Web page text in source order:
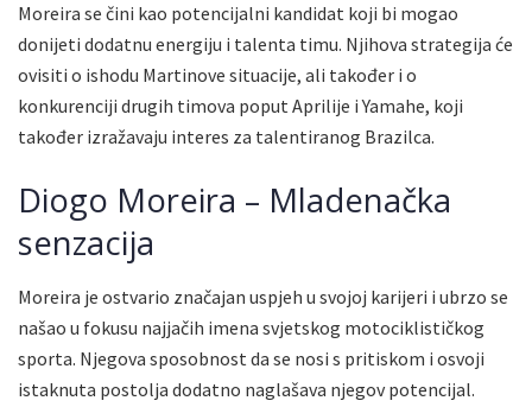
Moreira se čini kao potencijalni kandidat koji bi mogao
donijeti dodatnu energiju i talenta timu. Njihova strategija će
ovisiti o ishodu Martinove situacije, ali također i o
konkurenciji drugih timova poput Aprilije i Yamahe, koji
također izražavaju interes za talentiranog Brazilca.
Diogo Moreira – Mladenačka
senzacija
Moreira je ostvario značajan uspjeh u svojoj karijeri i ubrzo se
našao u fokusu najjačih imena svjetskog motociklističkog
sporta. Njegova sposobnost da se nosi s pritiskom i osvoji
istaknuta postolja dodatno naglašava njegov potencijal.